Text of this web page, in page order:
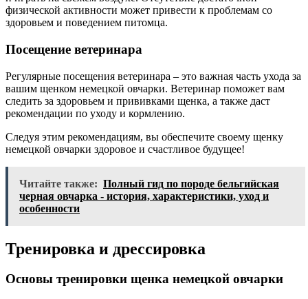
физической активности может привести к проблемам со
здоровьем и поведением питомца.
Посещение ветеринара
Регулярные посещения ветеринара – это важная часть ухода за
вашим щенком немецкой овчарки. Ветеринар поможет вам
следить за здоровьем и прививками щенка, а также даст
рекомендации по уходу и кормлению.
Следуя этим рекомендациям, вы обеспечите своему щенку
немецкой овчарки здоровое и счастливое будущее!
Читайте также: Полный гид по породе бельгийская
черная овчарка - история, характеристики, уход и
особенности
Тренировка и дрессировка
Основы тренировки щенка немецкой овчарки